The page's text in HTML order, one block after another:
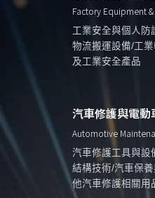
Factory Equipment
工業安全與個人防
物流搬運設備/工
及工業安全產品
汽車修護與電動
Automotive
汽車修護工具與設
結構技術/汽車保
他汽車修護相關用